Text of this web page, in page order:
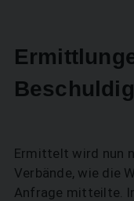
Ermittelt wird nun
Verbände, wie die
Anfrage mitteilte.